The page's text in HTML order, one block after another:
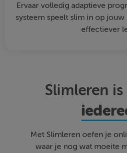
Ervaar volledig adaptieve
systeem speelt slim in op
effectiever
Slimleren
Met Slimleren oefen je
waar je nog wat moeite